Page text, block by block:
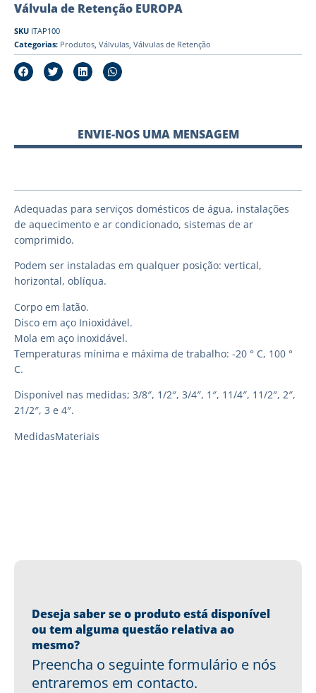
Válvula de Retenção EUROPA
SKU ITAP100
Categorias: Produtos, Válvulas, Válvulas de Retenção
ENVIE-NOS UMA MENSAGEM
Adequadas para serviços domésticos de água, instalações
de aquecimento e ar condicionado, sistemas de ar
comprimido.
Podem ser instaladas em qualquer posição: vertical,
horizontal, oblíqua.
Corpo em latão.
Disco em aço Inioxidável.
Mola em aço inoxidável.
Temperaturas mínima e máxima de trabalho: -20 ° C, 100 °
C.
Disponível nas medidas; 3/8″, 1/2″, 3/4″, 1″, 11/4″, 11/2″, 2″,
21/2″, 3 e 4″.
MedidasMateriais
Deseja saber se o produto está disponível
ou tem alguma questão relativa ao
mesmo?
Preencha o seguinte formulário e nós
entraremos em contacto.